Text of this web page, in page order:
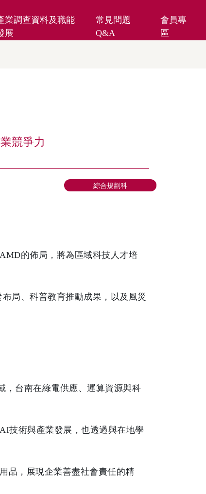
業調查資料及職能
展
常見問題
Q&A
會員專
區
競爭力
綜合規劃科
的佈局，將為區域科技人才培
局、科普教育推動成果，以及風災
，台南在綠電供應、運算資源與科
技術與產業發展，也透過與在地學
品，展現企業善盡社會責任的精